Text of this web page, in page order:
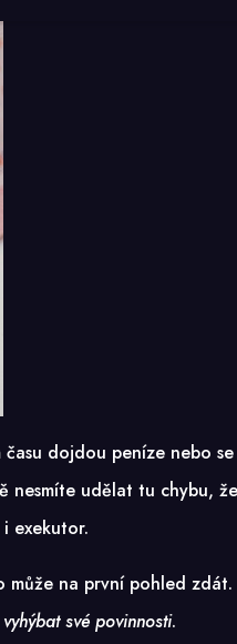
dojdou peníze nebo
nesmíte udělat tu chybu,
exekutor.
na první pohled
vyhýbat své povinnosti.